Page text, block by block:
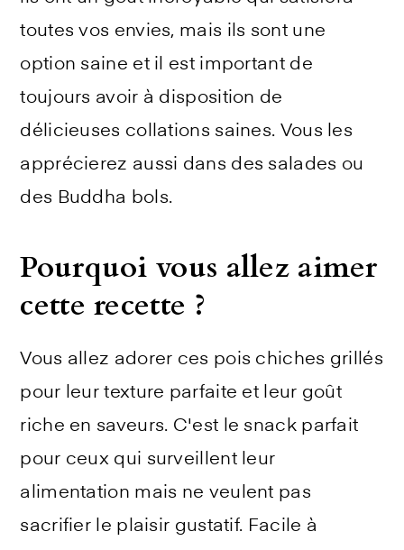
toutes vos envies, mais ils sont une
option saine et il est important de
toujours avoir à disposition de
délicieuses collations saines. Vous les
apprécierez aussi dans des salades ou
des Buddha bols.
Pourquoi vous allez aimer
cette recette ?
Vous allez adorer ces pois chiches grillés
pour leur texture parfaite et leur goût
riche en saveurs. C'est le snack parfait
pour ceux qui surveillent leur
alimentation mais ne veulent pas
sacrifier le plaisir gustatif. Facile à